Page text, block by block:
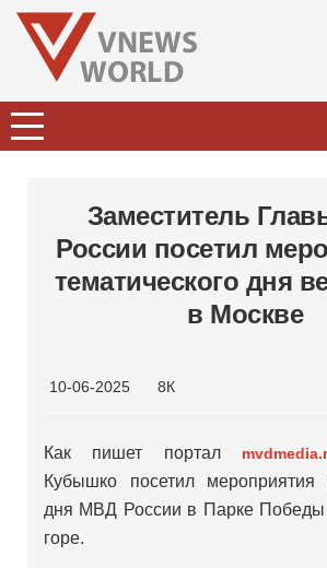
Заместитель
России посетил
тематического дня
в Москве
10-06-2025 8К
Как пишет портал
Кубышко посетил мероприятия
дня МВД России в Парке Победы
горе.